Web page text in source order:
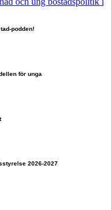
podden!
för unga
2026-2027